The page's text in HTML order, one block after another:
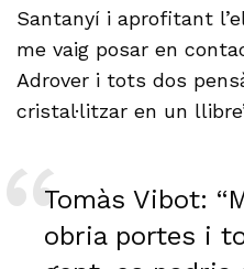
Santanyí i aprofitant
me vaig posar en
Adrover i tots dos
cristal·litzar en un
Tomàs Vibot:
obria portes i